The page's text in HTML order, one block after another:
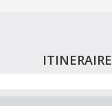
ITINERAIRE